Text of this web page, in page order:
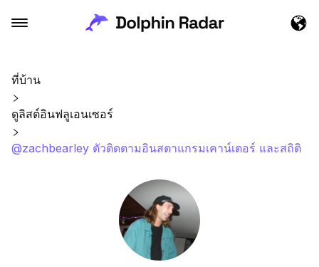
ที่บ้าน
ดูลิสต์อินฟลูเอนเซอร์
@zachbearley ตัวติดตามอินสตาแกรมเคาน์เตอร์ และสถิติ